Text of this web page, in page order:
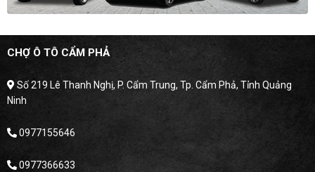
CHỢ Ô TÔ CẨM PHẢ
Số 219 Lê Thanh Nghị, P. Cẩm Trung, Tp. Cẩm Phả, Tỉnh Quảng
Ninh
0977155646
0977366633